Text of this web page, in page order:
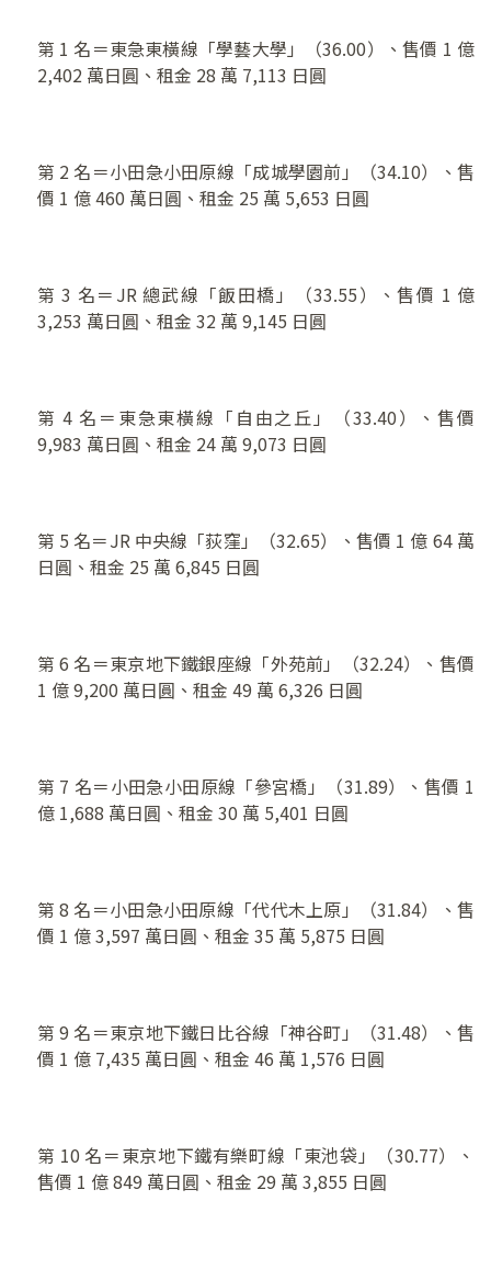
第 1 名＝東急東橫線「學藝大學」（36.00）、售價 1 億
2,402 萬日圓、租金 28 萬 7,113 日圓
第 2 名＝小田急小田原線「成城學園前」（34.10）、售
價 1 億 460 萬日圓、租金 25 萬 5,653 日圓
第 3 名＝JR 總武線「飯田橋」（33.55）、售價 1 億
3,253 萬日圓、租金 32 萬 9,145 日圓
第 4 名＝東急東橫線「自由之丘」（33.40）、售價
9,983 萬日圓、租金 24 萬 9,073 日圓
第 5 名＝JR 中央線「荻窪」（32.65）、售價 1 億 64 萬
日圓、租金 25 萬 6,845 日圓
第 6 名＝東京地下鐵銀座線「外苑前」（32.24）、售價
1 億 9,200 萬日圓、租金 49 萬 6,326 日圓
第 7 名＝小田急小田原線「參宮橋」（31.89）、售價 1
億 1,688 萬日圓、租金 30 萬 5,401 日圓
第 8 名＝小田急小田原線「代代木上原」（31.84）、售
價 1 億 3,597 萬日圓、租金 35 萬 5,875 日圓
第 9 名＝東京地下鐵日比谷線「神谷町」（31.48）、售
價 1 億 7,435 萬日圓、租金 46 萬 1,576 日圓
第 10 名＝東京地下鐵有樂町線「東池袋」（30.77）、
售價 1 億 849 萬日圓、租金 29 萬 3,855 日圓